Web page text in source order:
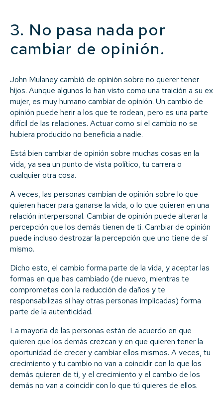
3. No pasa nada por
cambiar de opinión.
John Mulaney cambió de opinión sobre no querer tener
hijos. Aunque algunos lo han visto como una traición a su ex
mujer, es muy humano cambiar de opinión. Un cambio de
opinión puede herir a los que te rodean, pero es una parte
difícil de las relaciones. Actuar como si el cambio no se
hubiera producido no beneficia a nadie.
Está bien cambiar de opinión sobre muchas cosas en la
vida, ya sea un punto de vista político, tu carrera o
cualquier otra cosa.
A veces, las personas cambian de opinión sobre lo que
quieren hacer para ganarse la vida, o lo que quieren en una
relación interpersonal. Cambiar de opinión puede alterar la
percepción que los demás tienen de ti. Cambiar de opinión
puede incluso destrozar la percepción que uno tiene de sí
mismo.
Dicho esto, el cambio forma parte de la vida, y aceptar las
formas en que has cambiado (de nuevo, mientras te
comprometes con la reducción de daños y te
responsabilizas si hay otras personas implicadas) forma
parte de la autenticidad.
La mayoría de las personas están de acuerdo en que
quieren que los demás crezcan y en que quieren tener la
oportunidad de crecer y cambiar ellos mismos. A veces, tu
crecimiento y tu cambio no van a coincidir con lo que los
demás quieren de ti, y el crecimiento y el cambio de los
demás no van a coincidir con lo que tú quieres de ellos.